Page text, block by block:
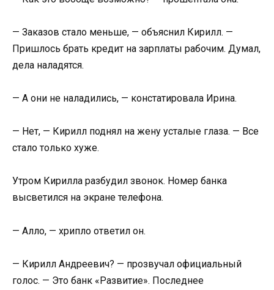
— Заказов стало меньше, — объяснил Кирилл. —
Пришлось брать кредит на зарплаты рабочим. Думал,
дела наладятся.
— А они не наладились, — констатировала Ирина.
— Нет, — Кирилл поднял на жену усталые глаза. — Все
стало только хуже.
Утром Кирилла разбудил звонок. Номер банка
высветился на экране телефона.
— Алло, — хрипло ответил он.
— Кирилл Андреевич? — прозвучал официальный
голос. — Это банк «Развитие». Последнее